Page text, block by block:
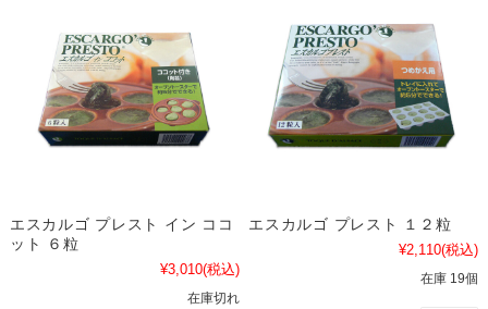
エスカルゴ プレスト イン ココ
ット ６粒
¥3,010(税込)
在庫切れ
エスカルゴ プレスト １２粒
¥2,110(税込)
在庫 19個